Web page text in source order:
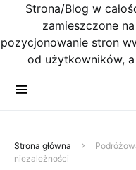
Strona/Blog w
zamieszczone
pozycjonowanie stron
od użytkowników, a
Strona główna
niezależności